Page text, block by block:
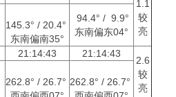
1.1
较
亮
145.3° / 20.4°
东南偏南35°
94.4° / 9.9°
东南偏东04°
21:14:43 21:14:43
2.6
较
亮
262.8° / 26.7° 262.8° / 26.7°